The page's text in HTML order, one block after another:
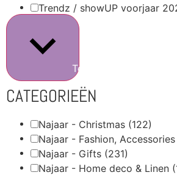
Trendz / showUP voorjaar
Toon meer
CATEGORIEËN
Najaar - Christmas (122)
Najaar - Fashion,
Najaar - Gifts (231)
Najaar - Home deco & Linen